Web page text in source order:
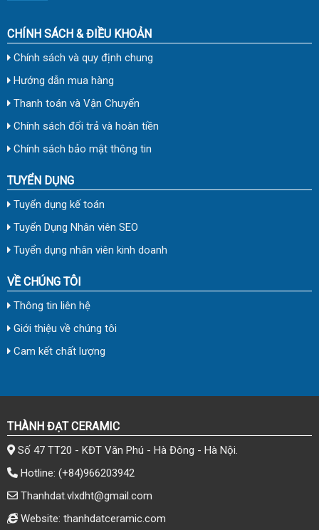
CHÍNH SÁCH & ĐIỀU KHOẢN
Chính sách và quy định chung
Hướng dẫn mua hàng
Thanh toán và Vận Chuyển
Chính sách đổi trả và hoàn tiền
Chính sách bảo mật thông tin
TUYỂN DỤNG
Tuyển dụng kế toán
Tuyển Dụng Nhân viên SEO
Tuyển dụng nhân viên kinh doanh
VỀ CHÚNG TÔI
Thông tin liên hệ
Giới thiệu về chúng tôi
Cam kết chất lượng
THÀNH ĐẠT CERAMIC
Số 47 TT20 - KĐT Văn Phú - Hà Đông - Hà Nội.
Hotline: (+84)966203942
Thanhdat.vlxdht@gmail.com
Website: thanhdatceramic.com